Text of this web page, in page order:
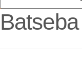
Batseba